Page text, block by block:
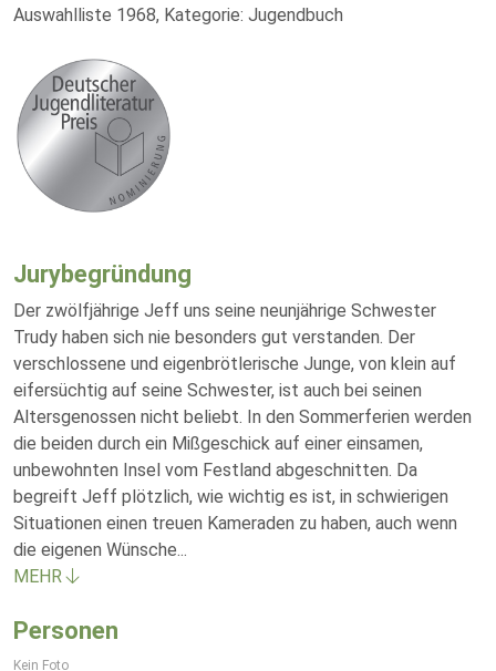
Auswahlliste 1968, Kategorie: Jugendbuch
Jurybegründung
Der zwölfjährige Jeff uns seine neunjährige Schwester
Trudy haben sich nie besonders gut verstanden. Der
verschlossene und eigenbrötlerische Junge, von klein auf
eifersüchtig auf seine Schwester, ist auch bei seinen
Altersgenossen nicht beliebt. In den Sommerferien werden
die beiden durch ein Mißgeschick auf einer einsamen,
unbewohnten Insel vom Festland abgeschnitten. Da
begreift Jeff plötzlich, wie wichtig es ist, in schwierigen
Situationen einen treuen Kameraden zu haben, auch wenn
die eigenen Wünsche...
MEHR
Personen
Kein Foto